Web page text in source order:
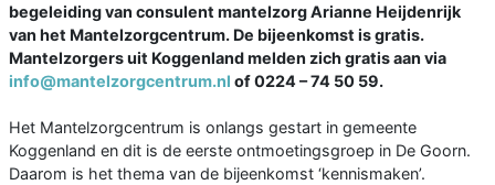
begeleiding van consulent mantelzorg Arianne Heijdenrijk
van het Mantelzorgcentrum. De bijeenkomst is gratis.
Mantelzorgers uit Koggenland melden zich gratis aan via
info@mantelzorgcentrum.nl of 0224 – 74 50 59.
Het Mantelzorgcentrum is onlangs gestart in gemeente
Koggenland en dit is de eerste ontmoetingsgroep in De Goorn.
Daarom is het thema van de bijeenkomst ‘kennismaken’.